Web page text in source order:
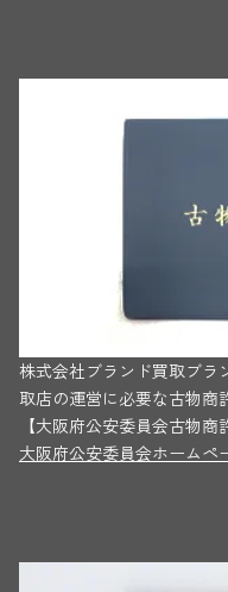
株式会社ブランド買取ブラ
取店の運営に必要な古物商
【大阪府公安委員会古物
大阪府公安委員会ホームペ